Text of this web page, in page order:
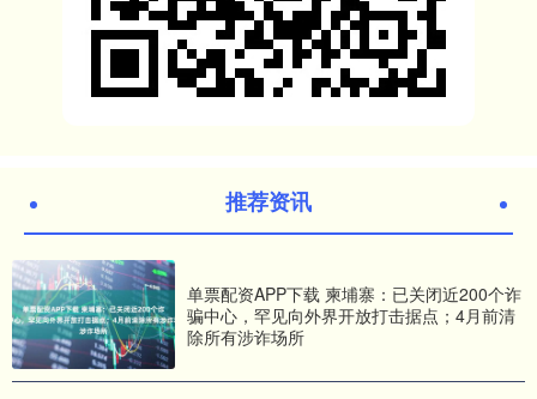
推荐资讯
单票配资APP下载 柬埔寨：已关闭近200个诈
骗中心，罕见向外界开放打击据点；4月前清
除所有涉诈场所